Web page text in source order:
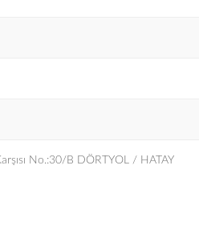
No.:30/B DÖRTYOL / HATAY